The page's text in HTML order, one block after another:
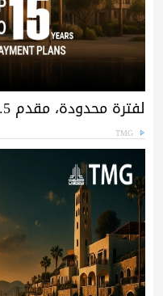
لفترة محدودة، مقدم 1.5% وتقسيط حتى 15 سنة
TMG